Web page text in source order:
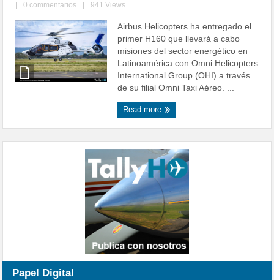
0 commentarios 941 Views
Airbus Helicopters ha entregado el
primer H160 que llevará a cabo
misiones del sector energético en
Latinoamérica con Omni Helicopters
International Group (OHI) a través
de su filial Omni Taxi Aéreo. ...
Read more
Papel Digital